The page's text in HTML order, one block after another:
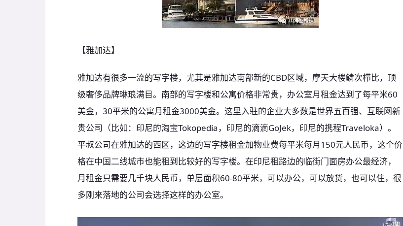
【雅加达】
雅加达有很多一流的写字楼，尤其是雅加达南部新的CBD区域，摩天大楼鳞次栉比，顶
级奢侈品牌琳琅满目。南部的写字楼和公寓价格非常贵，办公室月租金达到了每平米60
美金，30平米的公寓月租金3000美金。这里入驻的企业大多数是世界五百强、互联网新
贵公司（比如：印尼的淘宝Tokopedia，印尼的滴滴GoJek，印尼的携程Traveloka）。
平叔公司在雅加达的西区，这边的写字楼租金加物业费每平米每月150元人民币，这个价
格在中国二线城市也能租到比较好的写字楼。在印尼租路边的临街门面房办公最经济，
月租金只需要几千块人民币，单层面积60-80平米，可以办公，可以放货，也可以住，很
多刚来落地的公司会选择这样的办公室。